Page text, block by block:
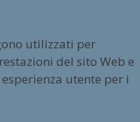
utilizzati per
del sito Web e
utente per i